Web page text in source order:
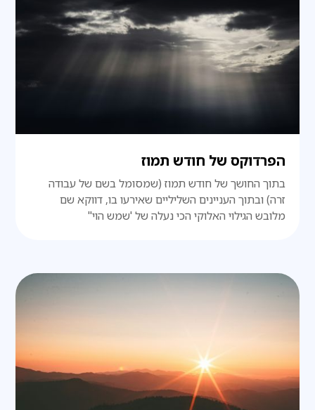
הפרדוקס של חודש תמוז
בתוך החושך של חודש תמוז (שמסומל בשם של עבודה
זרה) ובתוך העניינים השליליים שאירעו בו, דווקא שם
מלובש הגילוי האלוקי הכי נעלה של 'שמש הוי''